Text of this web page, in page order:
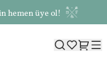
hemen üye ol!